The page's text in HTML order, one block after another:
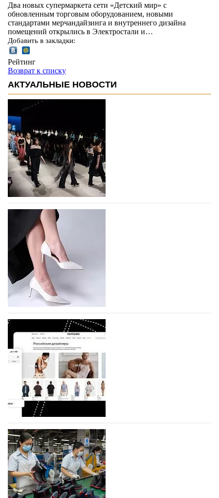
Два новых супермаркета сети «Детский мир» с
обновленным торговым оборудованием, новыми
стандартами мерчандайзинга и внутреннего дизайна
помещений открылись в Электростали и…
Добавить в закладки:
Рейтинг
Возврат к списку
АКТУАЛЬНЫЕ НОВОСТИ
На участие в Московской неделе моды
подано 1047 заявок
На участие в седьмой Московской неделе моды,
которая пройдет в российской столице с 26 сентября
по 1 октября, уже подано 1047 заявок. Примерно
половину из них (494) прислали дизайнеры,
коллекции которых не были представлены в…
07.08.2026 658
BALLINA представит свои новинки на Euro
Shoes
Компания BALLINA Guangzhou Lihuang Footwear
Co., Ltd., основанная в 2011 году и расположенная в
Гуанчжоу, столице моды Китая, является
профессиональной обувной компанией,
объединяющей разработку, производство и…
07.08.2026 517
На платформе Lamoda - новый раздел и
условия продвижения локальных
дизайнерских марок
Российский маркетплейс Lamoda решил обновить